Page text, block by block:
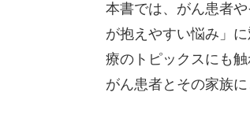
本書では、がん患者
が抱えやすい悩み」
療のトピックスにも
がん患者とその家族